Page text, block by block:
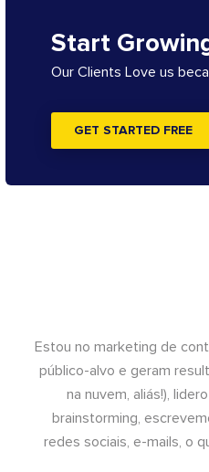
Start
Our Clients Love us
GET STARTED FREE
Estou no marketing de
público-alvo e geram
na nuvem, aliás!),
brainstorming,
redes sociais, e-mails, o